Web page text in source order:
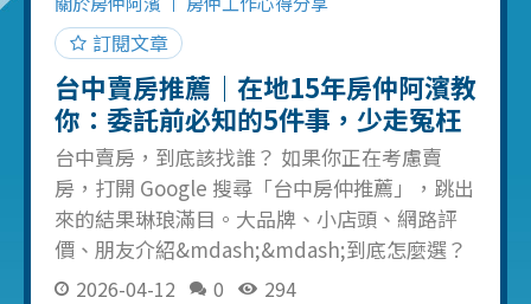
多人會去 PTT 看「台中房仲推薦 PTT」的討論
串，或者上 Google Maps 看評價。我必須跟你
說實話，這些管道有三個盲點： 第一，好評可
以
訂閱文章
台中賣房推薦｜在地15年房仲阿濱教
你：委託前必知的5件事，少走冤枉
路、多賣50萬
台中賣房，到底該找誰？ 如果你正在考慮賣
房，打開 Google 搜尋「台中房仲推薦」，跳出
來的結果琳琅滿目。大品牌、小店頭、網路評
價、朋友介紹&mdash;&mdash;到底怎麼選？
我是謝濱展（阿濱），在台中做房仲 15 年，從
2026-04-12 0 294